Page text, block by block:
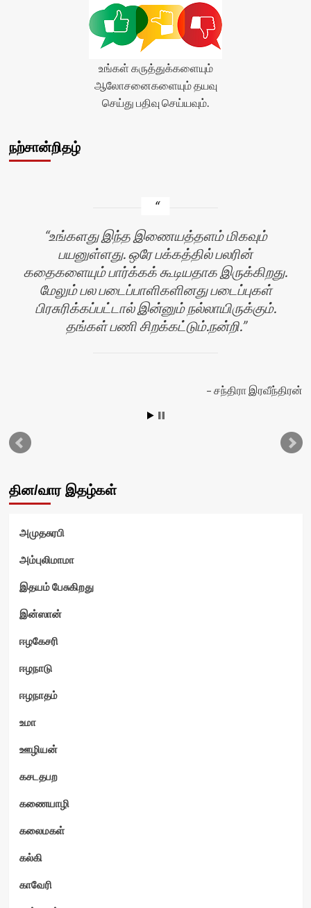
உங்கள் கருத்துக்களையும்
ஆலோசனைகளையும் தயவு
செய்து பதிவு செய்யவும்.
நற்சான்றிதழ்
உங்களது இந்த இணையத்தளம் மிகவும்
பயனுள்ளது. ஒரே பக்கத்தில் பலரின்
கதைகளையும் பார்க்கக் கூடியதாக இருக்கிறது.
மேலும் பல படைப்பாளிகளினது படைப்புகள்
பிரசுரிக்கப்பட்டால் இன்னும் நல்லாயிருக்கும்.
தங்கள் பணி சிறக்கட்டும்.நன்றி.
சந்திரா இரவீந்திரன்
தின/வார இதழ்கள்
அமுதசுரபி
அம்புலிமாமா
இதயம் பேசுகிறது
இன்ஸான்
ஈழகேசரி
ஈழநாடு
ஈழநாதம்
உமா
ஊழியன்
கசடதபற
கணையாழி
கலைமகள்
கல்கி
காவேரி